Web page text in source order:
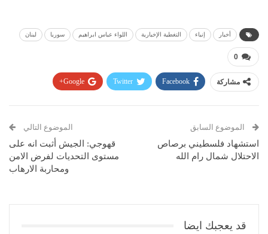
أخبار إنباء التغطية الإخبارية اللواء عباس ابراهيم سوريا لبنان
0
مشاركة Facebook
Twitter
Google+
البريد الإلكتروني
الموضوع السابق
استشهاد فلسطيني برصاص
الاحتلال شمال رام الله
الموضوع التالي
قهوجي: الجيش أثبت انه على
مستوى التحديات لفرض الامن
ومحاربة الارهاب
قد يعجبك ايضا